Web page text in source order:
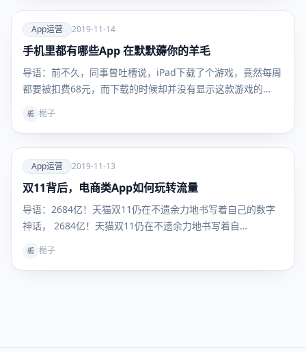
爱
App运
营
App运营 2019-11-14
手机里都有哪些App 在默默薅你的羊毛
导语：前不久，同事曾吐槽说，iPad下载了个游戏，竟然每周
都要被扣费68元，而下载的时候却并没有显示这款游戏的…
栀 栀子
爱
App运
App运营 2019-11-13
双11背后，电商类App如何玩转流量
导语：2684亿！天猫双11仍在不遗余力地书写着自己的数字
神话， 2684亿！天猫双11仍在不遗余力地书写着自…
栀 栀子